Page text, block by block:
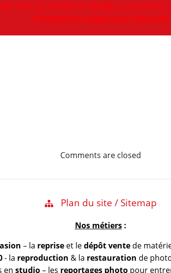
art, faire vos portraits austudio ou couvrir vos
d’identité au magasin ou à domicile
Comments are closed
Plan du site / Sitemap
Nos métiers:
– la repriseet ledépôt ventede
- la reproduction & la restauration de
en studio– les reportages photopour